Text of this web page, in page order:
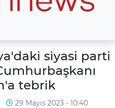
siyasi parti
tebrik
29 Mayıs 2023 - 10:40